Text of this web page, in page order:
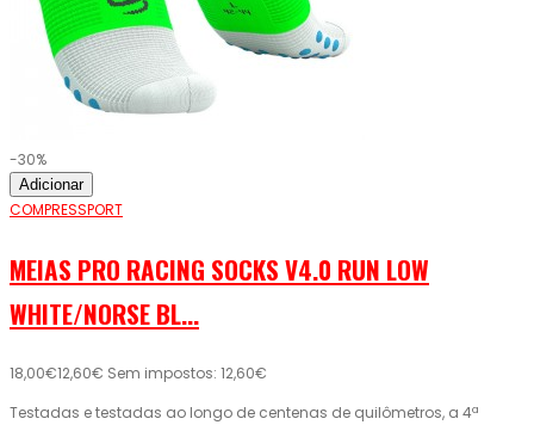
-30%
Adicionar
COMPRESSPORT
MEIAS PRO RACING SOCKS V4.0 RUN LOW
WHITE/NORSE BL...
18,00€12,60€ Sem impostos: 12,60€
Testadas e testadas ao longo de centenas de quilômetros, a 4ª